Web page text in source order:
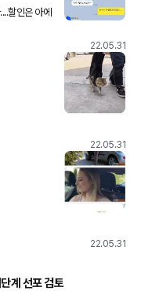
할인은 아에
22.05.31
22.05.31
22.05.31
계 선포 검토